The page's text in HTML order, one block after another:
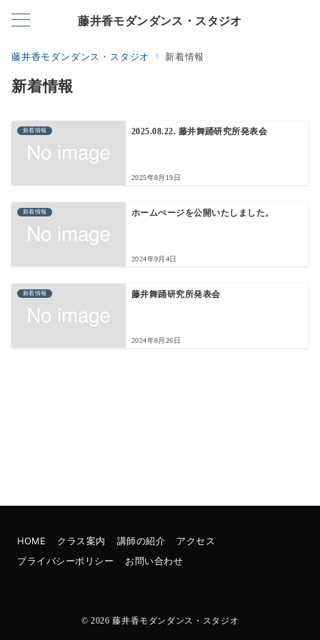
藤井香モダンダンス・スタジオ
藤井香モダンダンス・スタジオ 新着情報
新着情報
新着情報 2025.08.22. 藤井舞踊研究所発表会
2025年8月19日
新着情報 ホームぺージを公開いたしました。
2024年9月4日
新着情報 藤井舞踊研究所発表会
2024年8月26日
HOME クラス案内 講師の紹介
アクセス
プライバシーポリシー
お問い合わせ
© 2026藤井香モダンダンス・スタジオ